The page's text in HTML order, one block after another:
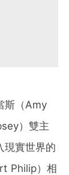
斯（Amy
）雙主
現實世界的
Philip）相